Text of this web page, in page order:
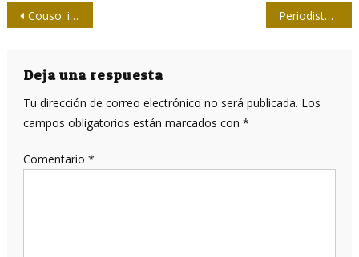
Navegación
entradas
Couso: informe a debate en la Eurocámara es delirante Periodista asesinado en Perú: Hernán Choquepata Ordoñez
Deja una respuesta
Tu dirección de correo electrónico no será publicada. Los
campos obligatorios están marcados con *
Comentario *